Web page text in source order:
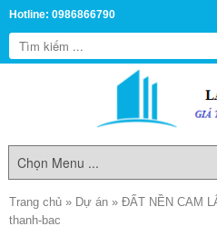
Hotline: 0986866790
Trang chủ » Dự án » ĐẤT NỀN CAM
thanh-bac